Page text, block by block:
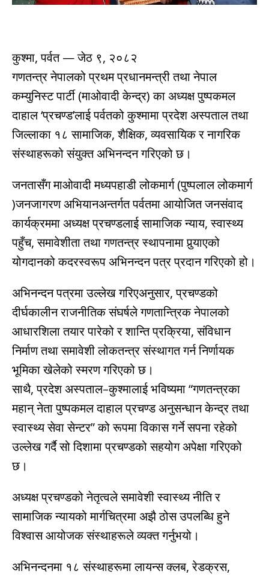
कुश्मा, पर्वत — जेठ ९, २०८२
गणतन्त्र नेपालको प्रथम प्रधानमन्त्री तथा नेपाल
कम्युनिस्ट पार्टी (माओवादी केन्द्र) का अध्यक्ष पुष्पकमल
दाहाल ‘प्रचण्ड’लाई पर्वतको कुश्मामा प्रदेश अस्पताल तथा
जिल्लाका १८ सामाजिक, शैक्षिक, व्यवसायिक र नागरिक
संस्थाहरूको संयुक्त अभिनन्दन गरिएको छ।
जनतासँग माओवादी मध्यपहाडी लोकमार्ग (पुष्पलाल लोकमार्ग
)जनजागरण अभियानअन्तर्गत पर्वतमा आयोजित जनसंवाद
कार्यक्रममा अध्यक्ष प्रचण्डलाई सामाजिक न्याय, स्वास्थ्य
पहुँच, समावेशीता तथा गणतन्त्र स्थापनामा पुर्‍याएको
योगदानको कदरस्वरूप अभिनन्दन पत्र प्रदान गरिएको हो।
अभिनन्दन पत्रमा उल्लेख गरिएअनुसार, प्रचण्डको
दीर्घकालीन राजनीतिक संघर्षले गणतान्त्रिक नेपालको
आधारशिला तयार पारेको र शान्ति प्रक्रिया, संविधान
निर्माण तथा समावेशी लोकतन्त्र संस्थागत गर्न निर्णायक
भूमिका खेलेको स्मरण गरिएको छ।
साथै, प्रदेश अस्पताल–कुश्मालाई भविष्यमा “गणतन्त्रका
महान् नेता पुष्पकमल दाहाल प्रचण्ड अनुसन्धान केन्द्र तथा
स्वास्थ्य सेवा सेन्टर” को रूपमा विकास गर्ने सपना रहेको
उल्लेख गर्दै सो दिशामा प्रचण्डको सहयोग अपेक्षा गरिएको
छ।
अध्यक्ष प्रचण्डको नेतृत्वले समावेशी स्वास्थ्य नीति र
सामाजिक न्यायको मार्गचित्रमा अझै ठोस उपलब्धि हुने
विश्वास आयोजक संस्थाहरूले व्यक्त गर्नुभयो।
अभिनन्दनमा १८ संस्थाहरूमा लायन्स क्लब, रेडक्रस,